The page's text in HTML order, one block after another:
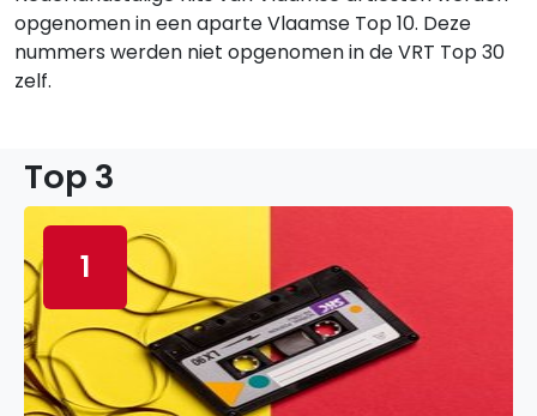
opgenomen in een aparte Vlaamse Top 10. Deze
nummers werden niet opgenomen in de VRT Top 30
zelf.
Top 3
1